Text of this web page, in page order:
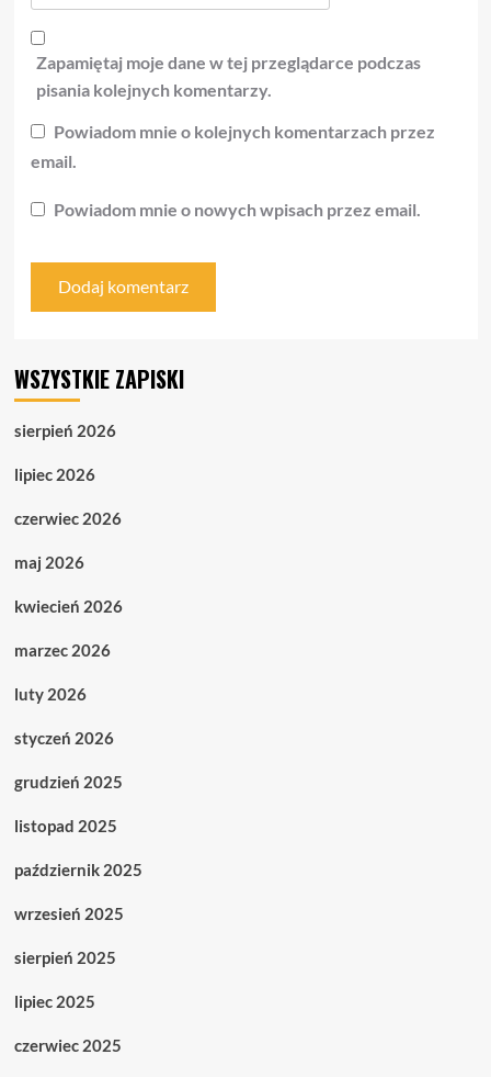
Zapamiętaj moje dane w tej przeglądarce podczas
pisania kolejnych komentarzy.
Powiadom mnie o kolejnych komentarzach przez
email.
Powiadom mnie o nowych wpisach przez email.
WSZYSTKIE ZAPISKI
sierpień 2026
lipiec 2026
czerwiec 2026
maj 2026
kwiecień 2026
marzec 2026
luty 2026
styczeń 2026
grudzień 2025
listopad 2025
październik 2025
wrzesień 2025
sierpień 2025
lipiec 2025
czerwiec 2025